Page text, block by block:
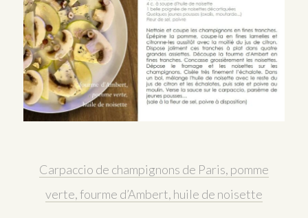
Carpaccio de champignons de Paris, pomme
verte, fourme d’Ambert, huile de noisette